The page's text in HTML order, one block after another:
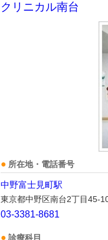
クリニカル南台
所在地・電話番号
中野富士見町駅
東京都中野区南台2丁目45-
03-3381-8681
診療科目